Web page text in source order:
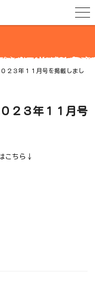
２３年１１月号を掲載しまし
２３年１１月号
こちら↓